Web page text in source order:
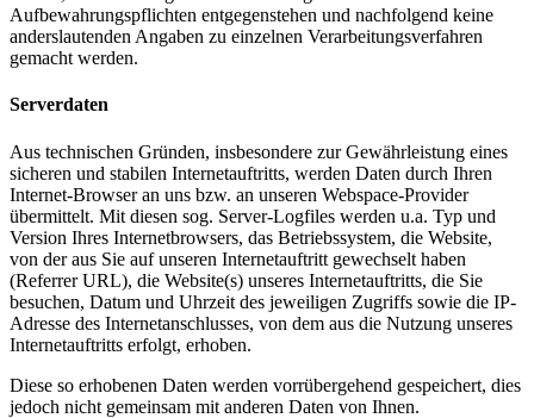
Aufbewahrungspflichten entgegenstehen und nachfolgend keine
anderslautenden Angaben zu einzelnen Verarbeitungsverfahren
gemacht werden.
Serverdaten
Aus technischen Gründen, insbesondere zur Gewährleistung eines
sicheren und stabilen Internetauftritts, werden Daten durch Ihren
Internet-Browser an uns bzw. an unseren Webspace-Provider
übermittelt. Mit diesen sog. Server-Logfiles werden u.a. Typ und
Version Ihres Internetbrowsers, das Betriebssystem, die Website,
von der aus Sie auf unseren Internetauftritt gewechselt haben
(Referrer URL), die Website(s) unseres Internetauftritts, die Sie
besuchen, Datum und Uhrzeit des jeweiligen Zugriffs sowie die IP-
Adresse des Internetanschlusses, von dem aus die Nutzung unseres
Internetauftritts erfolgt, erhoben.
Diese so erhobenen Daten werden vorrübergehend gespeichert, dies
jedoch nicht gemeinsam mit anderen Daten von Ihnen.